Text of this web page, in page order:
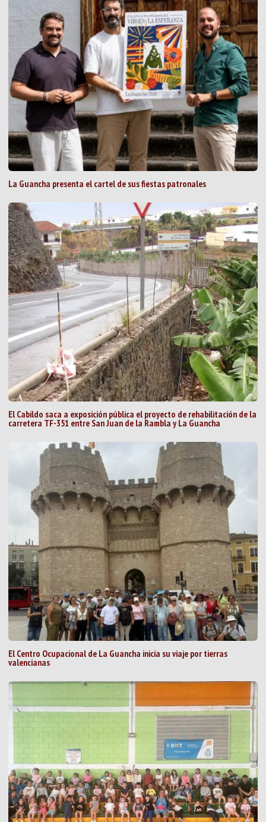
La Guancha presenta el cartel de sus fiestas patronales
El Cabildo saca a exposición pública el proyecto de rehabilitación de la
carretera TF-351 entre San Juan de la Rambla y La Guancha
El Centro Ocupacional de La Guancha inicia su viaje por tierras
valencianas